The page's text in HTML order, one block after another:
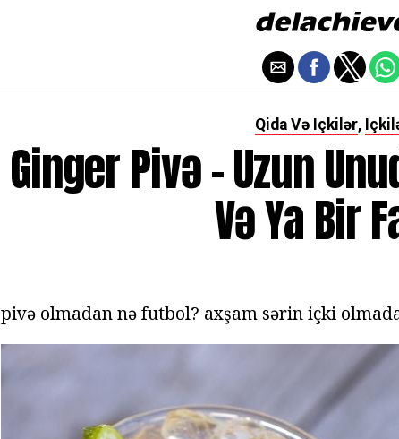
Qida Və Içkilər,
Ginger Pivə - Uzun
Və Ya Bir
pivə olmadan nə futbol? axşam sərin içki